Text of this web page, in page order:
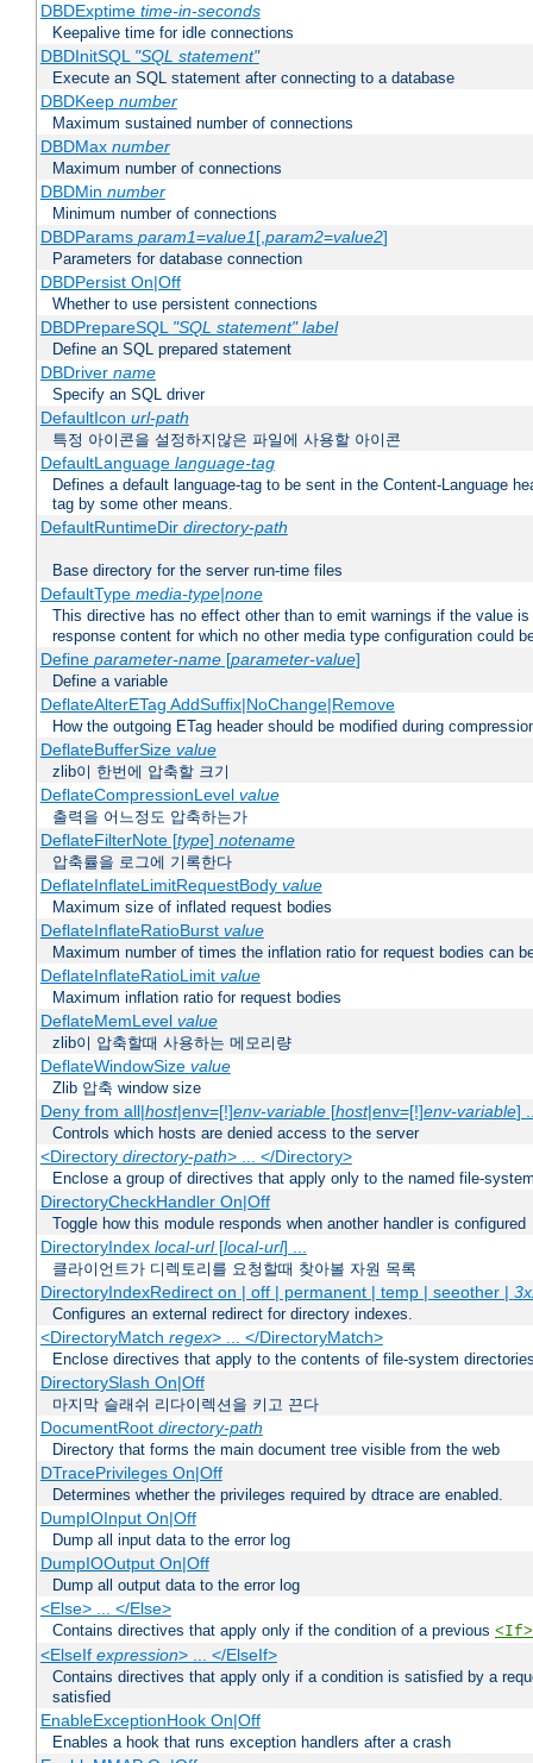
DBDExptime time-in-seconds
Keepalive time for idle connections
DBDInitSQL "SQL statement"
Execute an SQL statement after connecting to a database
DBDKeep number
Maximum sustained number of connections
DBDMax number
Maximum number of connections
DBDMin number
Minimum number of connections
DBDParams param1=value1[,param2=value2]
Parameters for database connection
DBDPersist On|Off
Whether to use persistent connections
DBDPrepareSQL "SQL statement" label
Define an SQL prepared statement
DBDriver name
Specify an SQL driver
DefaultIcon url-path
특정 아이콘을 설정하지않은 파일에 사용할 아이콘
DefaultLanguage language-tag
Defines a default language-tag to be sent in the Content-Language
tag by some other means.
DefaultRuntimeDir directory-path
Base directory for the server run-time files
DefaultType media-type|none
This directive has no effect other than to emit warnings if the value
response content for which no other media type configuration could
Define parameter-name[parameter-value]
Define a variable
DeflateAlterETag AddSuffix|NoChange|Remove
How the outgoing ETag header should be modified during
DeflateBufferSize value
zlib이 한번에 압축할 크기
DeflateCompressionLevel value
출력을 어느정도 압축하는가
DeflateFilterNote [type] notename
압축률을 로그에 기록한다
DeflateInflateLimitRequestBody value
Maximum size of inflated request bodies
DeflateInflateRatioBurst value
Maximum number of times the inflation ratio for request bodies can
DeflateInflateRatioLimit value
Maximum inflation ratio for request bodies
DeflateMemLevel value
zlib이 압축할때 사용하는 메모리량
DeflateWindowSize value
Zlib 압축 window size
Deny from all|host|env=[!]env-variable[host|env=[!]env-variable]
Controls which hosts are denied access to the server
<Directory directory-path> ... </Directory>
Enclose a group of directives that apply only to the named file-
DirectoryCheckHandler On|Off
Toggle how this module responds when another handler is configured
DirectoryIndex local-url[local-url] ...
클라이언트가 디렉토리를 요청할때 찾아볼 자원 목록
DirectoryIndexRedirect on | off | permanent | temp | seeother |
Configures an external redirect for directory indexes.
<DirectoryMatch regex> ... </DirectoryMatch>
Enclose directives that apply to the contents of file-system
DirectorySlash On|Off
마지막 슬래쉬 리다이렉션을 키고 끈다
DocumentRoot directory-path
Directory that forms the main document tree visible from the web
DTracePrivileges On|Off
Determines whether the privileges required by dtrace are enabled.
DumpIOInput On|Off
Dump all input data to the error log
DumpIOOutput On|Off
Dump all output data to the error log
<Else> ... </Else>
Contains directives that apply only if the condition of a previous <If>
<ElseIf expression> ... </ElseIf>
Contains directives that apply only if a condition is satisfied by a
satisfied
EnableExceptionHook On|Off
Enables a hook that runs exception handlers after a crash